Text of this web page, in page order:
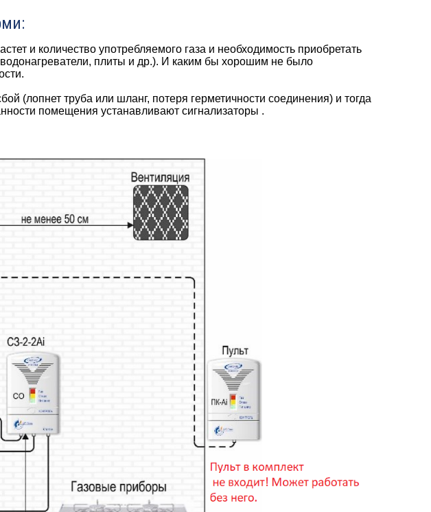
и количество употребляемого газа и необходимость приобретать
плиты и др.). И каким бы хорошим не было
(лопнет труба или шланг, потеря герметичности соединения) и тогда
помещения устанавливают сигнализаторы .